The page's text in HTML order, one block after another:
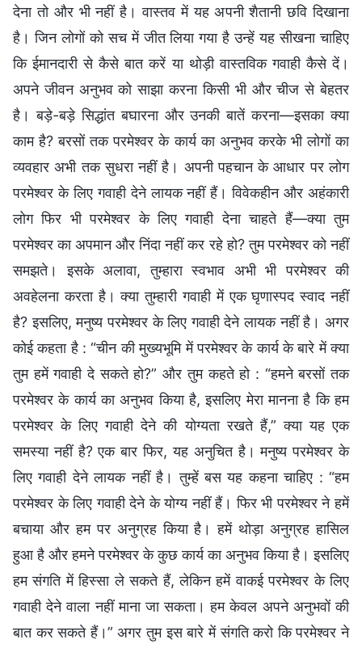
देना तो और भी नहीं है। वास्तव में यह अपनी शैतानी छवि दिखाना
है। जिन लोगों को सच में जीत लिया गया है उन्हें यह सीखना चाहिए
कि ईमानदारी से कैसे बात करें या थोड़ी वास्तविक गवाही कैसे दें।
अपने जीवन अनुभव को साझा करना किसी भी और चीज से बेहतर
है। बड़े-बड़े सिद्धांत बघारना और उनकी बातें करना—इसका क्या
काम है? बरसों तक परमेश्वर के कार्य का अनुभव करके भी लोगों का
व्यवहार अभी तक सुधरा नहीं है। अपनी पहचान के आधार पर लोग
परमेश्वर के लिए गवाही देने लायक नहीं हैं। विवेकहीन और अहंकारी
लोग फिर भी परमेश्वर के लिए गवाही देना चाहते हैं—क्या तुम
परमेश्वर का अपमान और निंदा नहीं कर रहे हो? तुम परमेश्वर को नहीं
समझते। इसके अलावा, तुम्हारा स्वभाव अभी भी परमेश्वर की
अवहेलना करता है। क्या तुम्हारी गवाही में एक घृणास्पद स्वाद नहीं
है? इसलिए, मनुष्य परमेश्वर के लिए गवाही देने लायक नहीं है। अगर
कोई कहता है : “चीन की मुख्यभूमि में परमेश्वर के कार्य के बारे में क्या
तुम हमें गवाही दे सकते हो?” और तुम कहते हो : “हमने बरसों तक
परमेश्वर के कार्य का अनुभव किया है, इसलिए मेरा मानना है कि हम
परमेश्वर के लिए गवाही देने की योग्यता रखते हैं,” क्या यह एक
समस्या नहीं है? एक बार फिर, यह अनुचित है। मनुष्य परमेश्वर के
लिए गवाही देने लायक नहीं है। तुम्हें बस यह कहना चाहिए : “हम
परमेश्वर के लिए गवाही देने के योग्य नहीं हैं। फिर भी परमेश्वर ने हमें
बचाया और हम पर अनुग्रह किया है। हमें थोड़ा अनुग्रह हासिल
हुआ है और हमने परमेश्वर के कुछ कार्य का अनुभव किया है। इसलिए
हम संगति में हिस्सा ले सकते हैं, लेकिन हमें वाकई परमेश्वर के लिए
गवाही देने वाला नहीं माना जा सकता। हम केवल अपने अनुभवों की
बात कर सकते हैं।” अगर तुम इस बारे में संगति करो कि परमेश्वर ने